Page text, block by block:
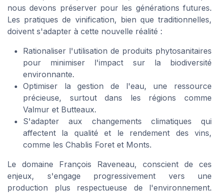
nous devons préserver pour les générations futures.
Les pratiques de vinification, bien que traditionnelles,
doivent s'adapter à cette nouvelle réalité :
Rationaliser l'utilisation de produits phytosanitaires
pour minimiser l'impact sur la biodiversité
environnante.
Optimiser la gestion de l'eau, une ressource
précieuse, surtout dans les régions comme
Valmur et Butteaux.
S'adapter aux changements climatiques qui
affectent la qualité et le rendement des vins,
comme les Chablis Foret et Monts.
Le domaine François Raveneau, conscient de ces
enjeux, s'engage progressivement vers une
production plus respectueuse de l'environnement.